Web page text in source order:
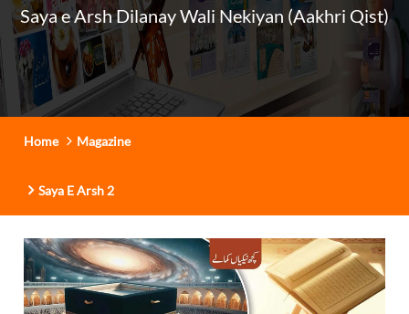
Saya e Arsh Dilanay Wali Nekiyan (Aakhri Qist)
Home Magazine
Saya E Arsh 2